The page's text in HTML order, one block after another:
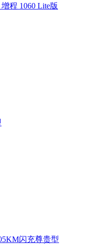
程 1060 Lite版
闪充尊贵型